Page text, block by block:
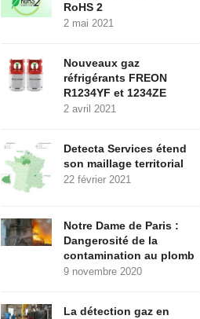
RoHS 2
2 mai 2021
Nouveaux gaz
réfrigérants FREON
R1234YF et 1234ZE
2 avril 2021
Detecta Services étend
son maillage territorial
22 février 2021
Notre Dame de Paris :
Dangerosité de la
contamination au plomb
9 novembre 2020
La détection gaz en